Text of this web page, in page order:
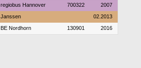
regiobus Hannover 700322 2007
Janssen 02.2013
BE Nordhorn 130901 2016